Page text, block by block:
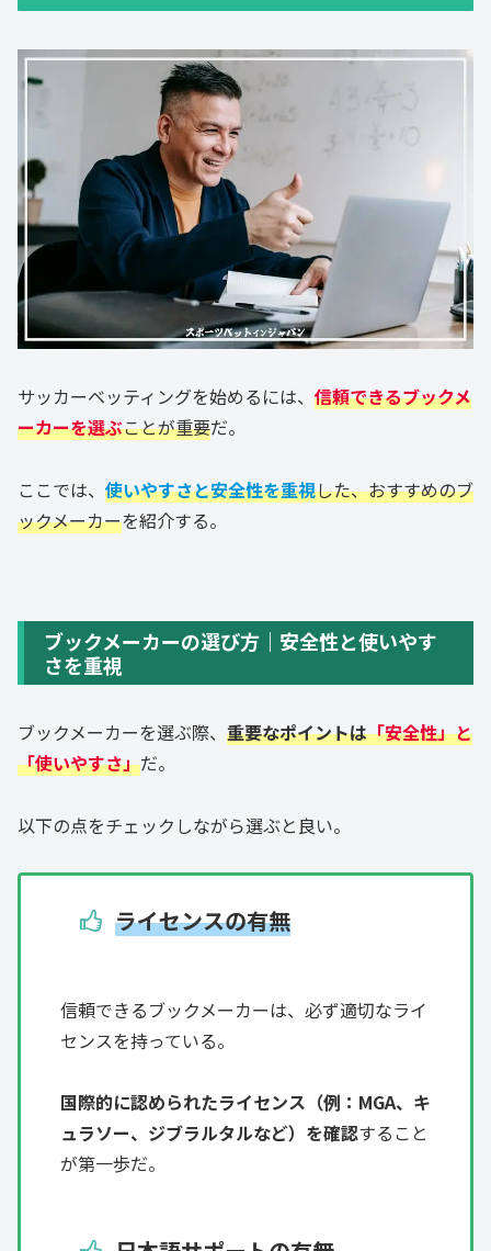
サッカーベッティングを始めるには、 信頼できるブックメ
ーカーを選ぶことが重要だ。
ここでは、 使いやすさと安全性を重視した、おすすめのブ
ックメーカーを紹介する。
ブックメーカーの選び方｜安全性と使いやす
さを重視
ブックメーカーを選ぶ際、 重要なポイントは「安全性」と
「使いやすさ」だ。
以下の点をチェックしながら選ぶと良い。
ライセンスの有無
信頼できるブックメーカーは、必ず適切なライ
センスを持っている。
国際的に認められたライセンス（例：MGA、キ
ュラソー、ジブラルタルなど）を確認すること
が第一歩だ。